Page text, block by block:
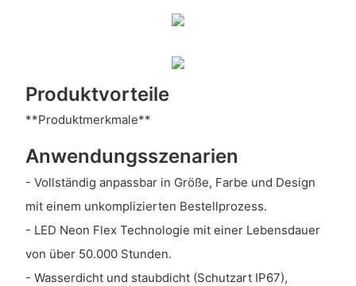
Produktvorteile
**Produktmerkmale**
Anwendungsszenarien
- Vollständig anpassbar in Größe, Farbe und Design
mit einem unkomplizierten Bestellprozess.
- LED Neon Flex Technologie mit einer Lebensdauer
von über 50.000 Stunden.
- Wasserdicht und staubdicht (Schutzart IP67),